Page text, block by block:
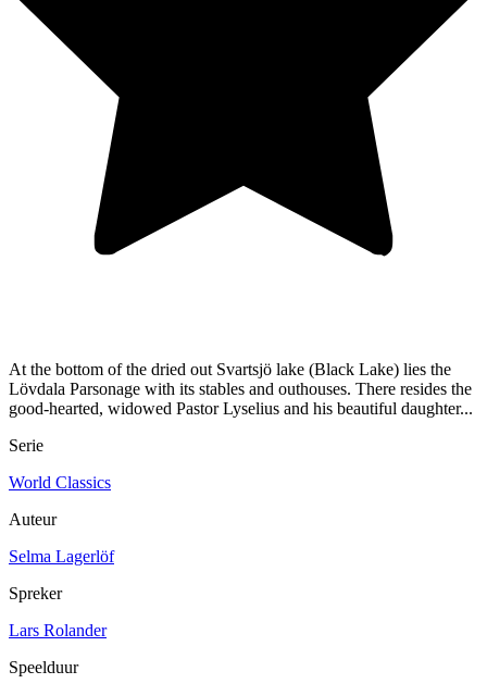
At the bottom of the dried out Svartsjö lake (Black Lake) lies the
Lövdala Parsonage with its stables and outhouses. There resides the
good-hearted, widowed Pastor Lyselius and his beautiful daughter...
Serie
World Classics
Auteur
Selma Lagerlöf
Spreker
Lars Rolander
Speelduur